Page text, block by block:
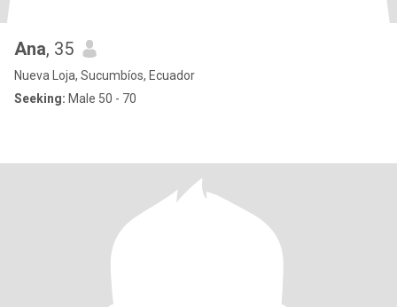
Ana, 35
Nueva Loja, Sucumbíos, Ecuador
Seeking: Male 50 - 70